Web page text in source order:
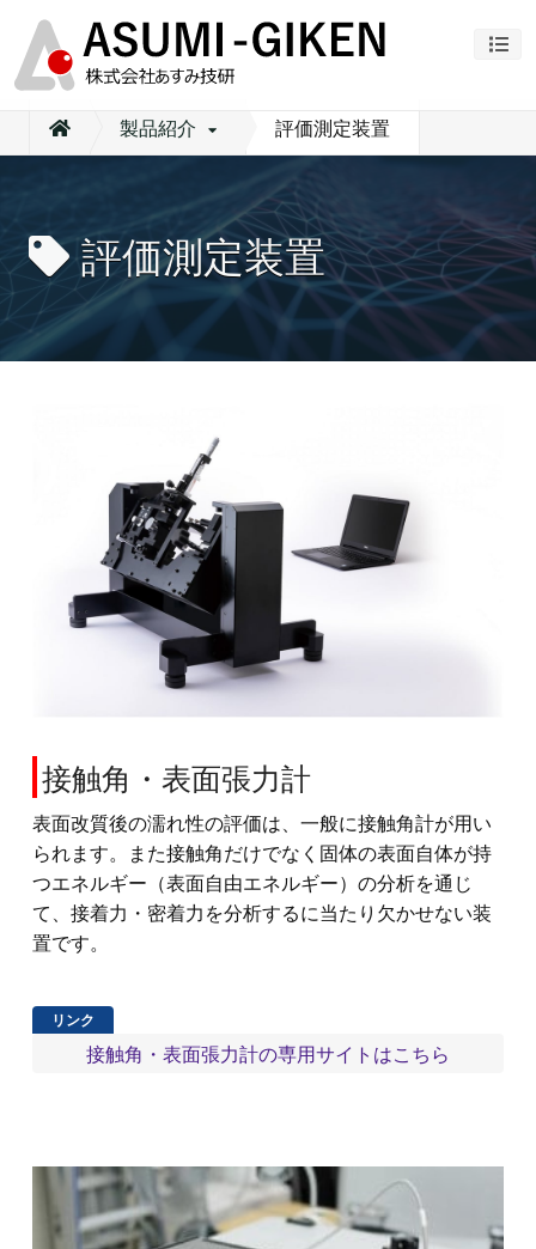
ナビ
製品紹介 評価測定装置
評価測定装置
接触角・表面張力計
表面改質後の濡れ性の評価は、一般に接触角計が用い
られます。また接触角だけでなく固体の表面自体が持
つエネルギー（表面自由エネルギー）の分析を通じ
て、接着力・密着力を分析するに当たり欠かせない装
置です。
接触角・表面張力計の専用サイトはこちら